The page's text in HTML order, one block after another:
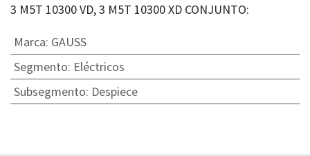
3 M5T 10300 VD, 3 M5T 10300 XD CONJUNTO:
Marca: GAUSS
Segmento: Eléctricos
Subsegmento: Despiece